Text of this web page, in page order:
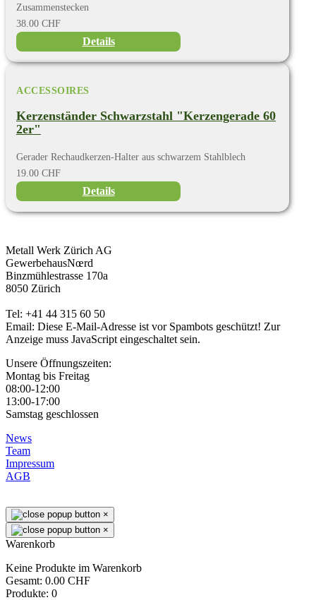
Zusammenstecken
38.00 CHF
Details
ACCESSOIRES
Kerzenständer Schwarzstahl "Kerzengerade 60
2er"
Gerader Rechaudkerzen-Halter aus schwarzem Stahlblech
19.00 CHF
Details
Metall Werk Zürich AG
GewerbehausNœrd
Binzmühlestrasse 170a
8050 Zürich
Tel: +41 44 315 60 50
Email: Diese E-Mail-Adresse ist vor Spambots geschützt! Zur
Anzeige muss JavaScript eingeschaltet sein.
Unsere Öffnungszeiten:
Montag bis Freitag
08:00-12:00
13:00-17:00
Samstag geschlossen
News
Team
Impressum
AGB
×
×
Warenkorb
Keine Produkte im Warenkorb
Gesamt: 0.00 CHF
Produkte: 0